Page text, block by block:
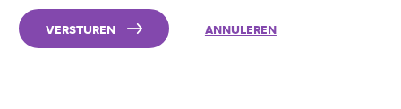
VERSTUREN ANNULEREN